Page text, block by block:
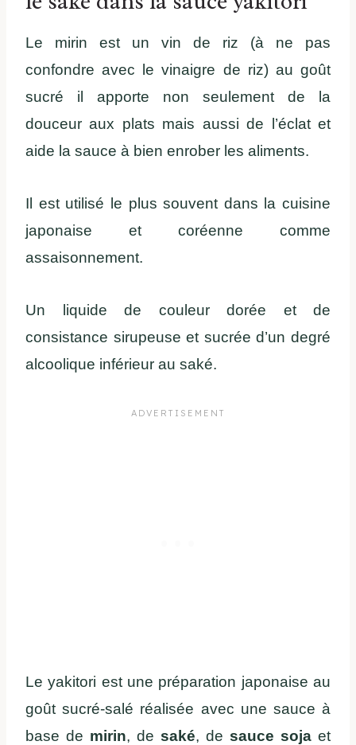
Le mirin est un vin de riz (à ne pas
confondre avec le vinaigre de riz) au goût
sucré il apporte non seulement de la
douceur aux plats mais aussi de l’éclat et
aide la sauce à bien enrober les aliments.
Il est utilisé le plus souvent dans la cuisine
japonaise et coréenne comme
assaisonnement.
Un liquide de couleur dorée et de
consistance sirupeuse et sucrée d’un degré
alcoolique inférieur au saké.
Le yakitori est une préparation japonaise au
goût sucré-salé réalisée avec une sauce à
base de mirin, de saké, de sauce soja et